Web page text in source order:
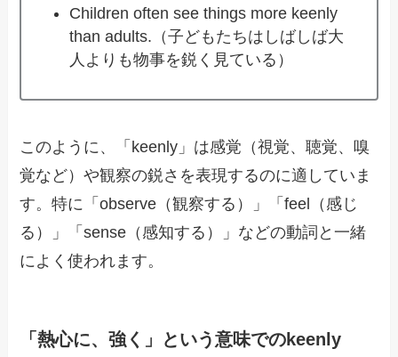
Children often see things more keenly
than adults.（子どもたちはしばしば大
人よりも物事を鋭く見ている）
このように、「keenly」は感覚（視覚、聴覚、嗅
覚など）や観察の鋭さを表現するのに適していま
す。特に「observe（観察する）」「feel（感じ
る）」「sense（感知する）」などの動詞と一緒
によく使われます。
「熱心に、強く」という意味でのkeenly